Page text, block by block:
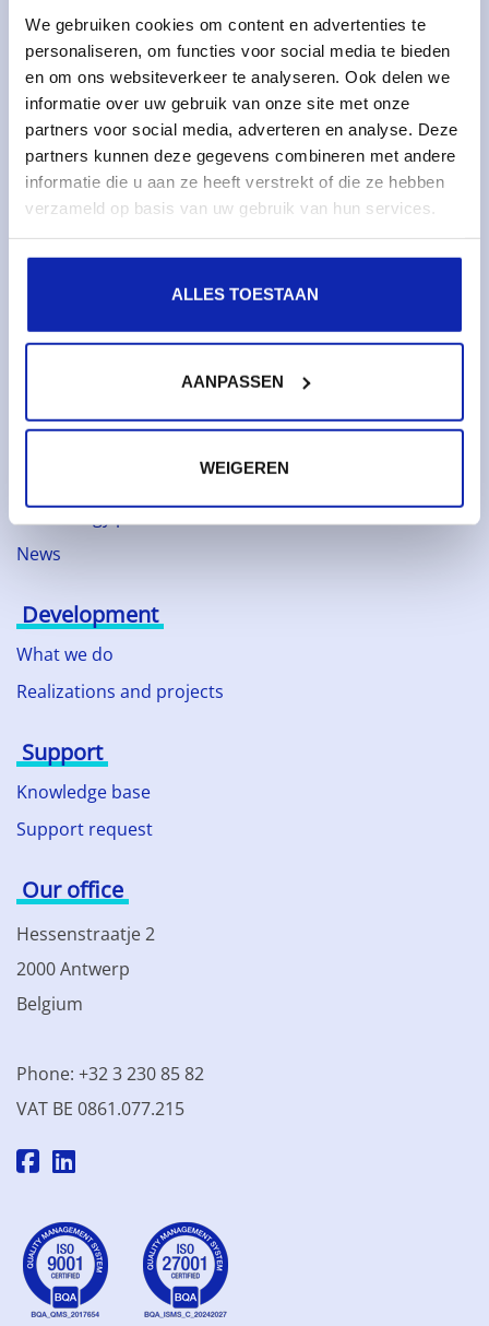
We gebruiken cookies om content en advertenties te
personaliseren, om functies voor social media te bieden
en om ons websiteverkeer te analyseren. Ook delen we
informatie over uw gebruik van onze site met onze
partners voor social media, adverteren en analyse. Deze
partners kunnen deze gegevens combineren met andere
informatie die u aan ze heeft verstrekt of die ze hebben
verzameld op basis van uw gebruik van hun services.
ALLES TOESTAAN
AANPASSEN
WEIGEREN
Managed services
Managed dedicated servers
Monitoring & metrics
Cloud servers
Cloud storage
Web hosting
News
Development
What we do
Realizations and projects
Support
Knowledge base
Support request
Our office
Hessenstraatje 2
2000 Antwerp
Belgium
Phone: +32 3 230 85 82
VAT BE 0861.077.215